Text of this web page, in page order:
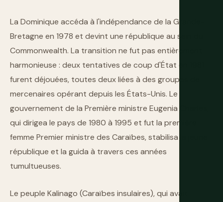
La Dominique accéda à l'indépendance de la Grande-
Bretagne en 1978 et devint une république au sein du
Commonwealth. La transition ne fut pas entièrement
harmonieuse : deux tentatives de coup d'État en 1981
furent déjouées, toutes deux liées à des groupes de
mercenaires opérant depuis les États-Unis. Le
gouvernement de la Première ministre Eugenia Charles,
qui dirigea le pays de 1980 à 1995 et fut la première
femme Premier ministre des Caraïbes, stabilisa la jeune
république et la guida à travers ces années
tumultueuses.
Le peuple Kalinago (Caraïbes insulaires), qui avait